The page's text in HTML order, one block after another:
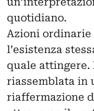
quotidiano.
Azioni ordinarie
l’esistenza
quale attingere.
riassemblata in
riaffermazione